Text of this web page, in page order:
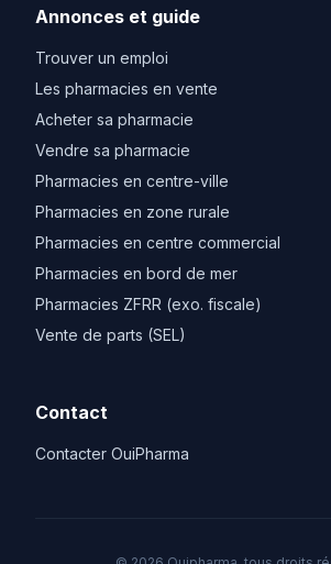
Annonces et guide
Trouver un emploi
Les pharmacies en vente
Acheter sa pharmacie
Vendre sa pharmacie
Pharmacies en centre-ville
Pharmacies en zone rurale
Pharmacies en centre commercial
Pharmacies en bord de mer
Pharmacies ZFRR (exo. fiscale)
Vente de parts (SEL)
Contact
Contacter OuiPharma